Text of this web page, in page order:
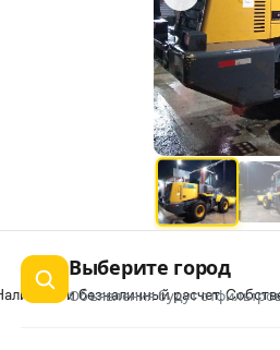
и безналичный расчет.
Выберите город
Объявления будут